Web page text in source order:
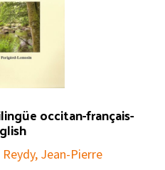
occitan-français-
Jean-Pierre